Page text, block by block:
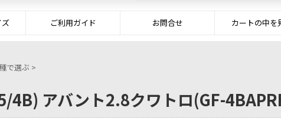
ご利用ガイド お問合せ カートの中を
で選ぶ >
4B) アバント2.8クワトロ(GF-